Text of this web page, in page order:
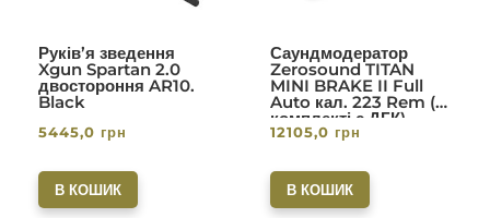
Руків’я зведення
Xgun Spartan 2.0
двостороння AR10.
Black
5445,0 грн
В КОШИК
Саундмодератор
Zerosound TITAN
MINI BRAKE II Full
Auto кал. 223 Rem (в
комплекті с ДГК)
різьба 1/2-28. Вlack
12105,0 грн
В КОШИК